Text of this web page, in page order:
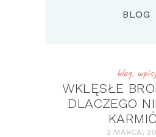
BLOG
blog,
WKLĘSŁE
DLACZEGO
2 MARCA,